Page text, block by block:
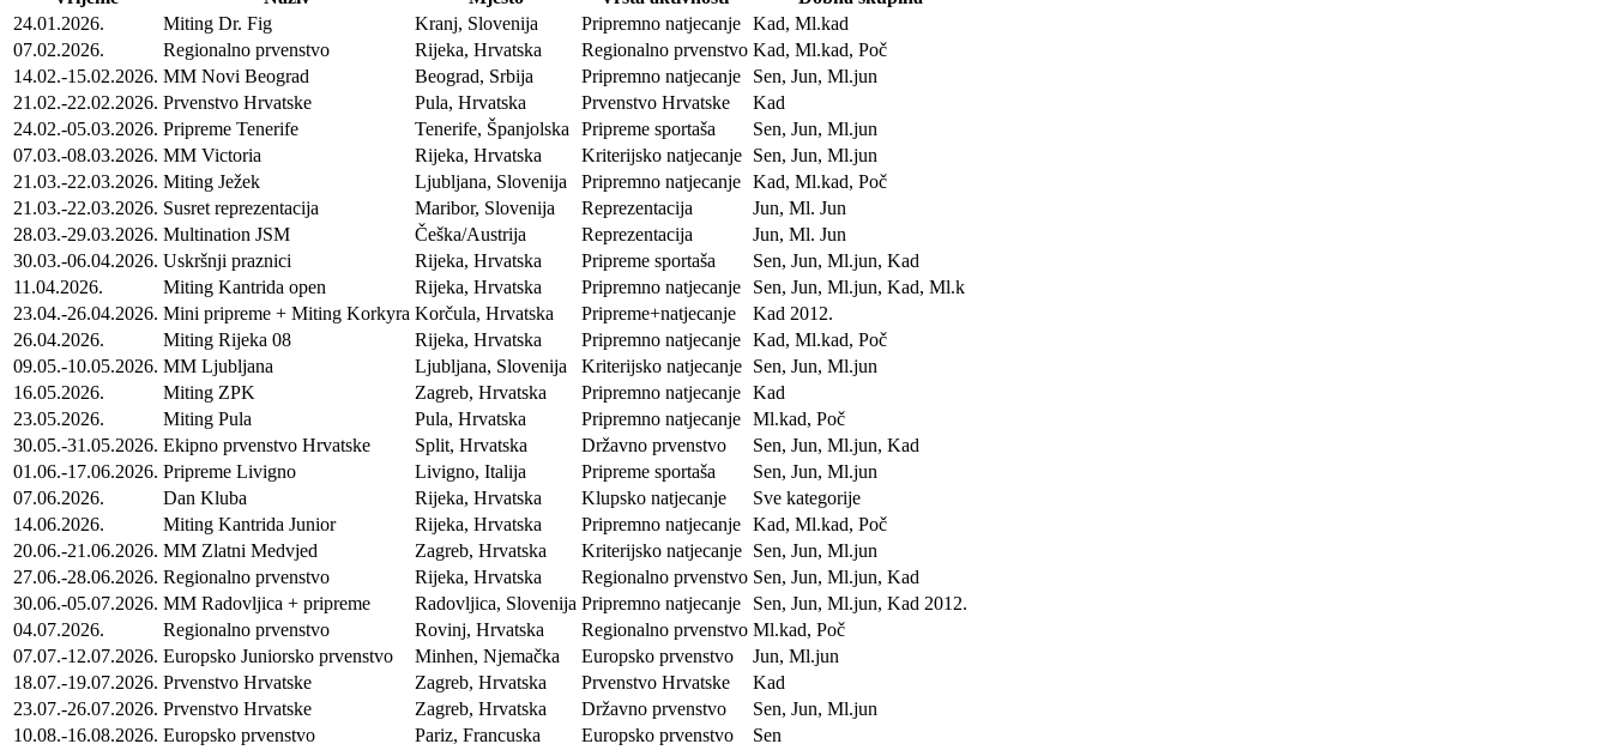
24.01.2026.
Miting Dr. Fig Kranj, Slovenija Pripremno natjecanje Kad, Ml.kad
07.02.2026.
Regionalno prvenstvo Rijeka, Hrvatska Regionalno prvenstvo Kad, Ml.kad, Poč
14.02.-15.02.2026. MM Novi Beograd Beograd, Srbija Pripremno natjecanje
Sen, Jun, Ml.jun
21.02.-22.02.2026. Prvenstvo Hrvatske Pula, Hrvatska Prvenstvo Hrvatske
Kad
24.02.-05.03.2026. Pripreme Tenerife Tenerife, Španjolska Pripreme sportaša
Sen, Jun, Ml.jun
07.03.-08.03.2026. MM Victoria Rijeka, Hrvatska Kriterijsko natjecanje Sen, Jun, Ml.jun
21.03.-22.03.2026. Miting Ježek Ljubljana, Slovenija Pripremno natjecanje Kad, Ml.kad, Poč
21.03.-22.03.2026. Susret reprezentacija Maribor, Slovenija Reprezentacija
Jun, Ml. Jun
28.03.-29.03.2026. Multination JSM Češka/Austrija Reprezentacija
Jun, Ml. Jun
30.03.-06.04.2026. Uskršnji praznici Rijeka, Hrvatska Pripreme sportaša
Sen, Jun, Ml.jun, Kad
11.04.2026.
Miting Kantrida open Rijeka, Hrvatska Pripremno natjecanje
Sen, Jun, Ml.jun, Kad, Ml.k
23.04.-26.04.2026. Mini pripreme + Miting Korkyra Korčula, Hrvatska Pripreme+natjecanje
Kad 2012.
26.04.2026.
Miting Rijeka 08 Rijeka, Hrvatska Pripremno natjecanje Kad, Ml.kad, Poč
09.05.-10.05.2026. MM Ljubljana Ljubljana, Slovenija Kriterijsko natjecanje Sen, Jun, Ml.jun
16.05.2026.
Miting ZPK Zagreb, Hrvatska Pripremno natjecanje Kad
23.05.2026.
Miting Pula Pula, Hrvatska Pripremno natjecanje Ml.kad, Poč
30.05.-31.05.2026. Ekipno prvenstvo Hrvatske Split, Hrvatska Državno prvenstvo
Sen, Jun, Ml.jun, Kad
01.06.-17.06.2026. Pripreme Livigno Livigno, Italija Pripreme sportaša
Sen, Jun, Ml.jun
07.06.2026.
Dan Kluba Rijeka, Hrvatska Klupsko natjecanje
Sve kategorije
14.06.2026.
Miting Kantrida Junior Rijeka, Hrvatska Pripremno natjecanje Kad, Ml.kad, Poč
20.06.-21.06.2026. MM Zlatni Medvjed Zagreb, Hrvatska Kriterijsko natjecanje Sen, Jun, Ml.jun
27.06.-28.06.2026. Regionalno prvenstvo Rijeka, Hrvatska Regionalno prvenstvo Sen, Jun, Ml.jun, Kad
30.06.-05.07.2026. MM Radovljica + pripreme Radovljica, Slovenija Pripremno natjecanje
Sen, Jun, Ml.jun, Kad 2012.
04.07.2026.
Regionalno prvenstvo Rovinj, Hrvatska Regionalno prvenstvo Ml.kad, Poč
07.07.-12.07.2026. Europsko Juniorsko prvenstvo Minhen, Njemačka Europsko prvenstvo
Jun, Ml.jun
18.07.-19.07.2026. Prvenstvo Hrvatske Zagreb, Hrvatska Prvenstvo Hrvatske
Kad
23.07.-26.07.2026. Prvenstvo Hrvatske Zagreb, Hrvatska Državno prvenstvo
Sen, Jun, Ml.jun
10.08.-16.08.2026. Europsko prvenstvo Pariz, Francuska Europsko prvenstvo
Sen